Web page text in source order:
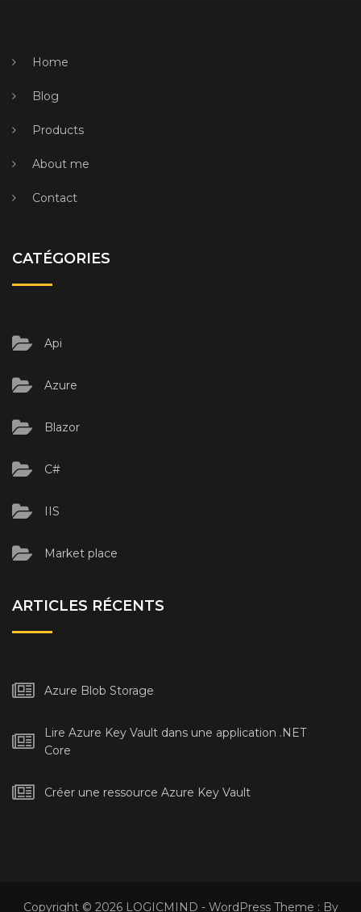
Home
Blog
Products
About me
Contact
CATÉGORIES
Api
Azure
Blazor
C#
IIS
Market place
ARTICLES RÉCENTS
Azure Blob Storage
Lire Azure Key Vault dans une application .NET
Core
Créer une ressource Azure Key Vault
Copyright © 2026 LOGICMIND - WordPress Theme : By